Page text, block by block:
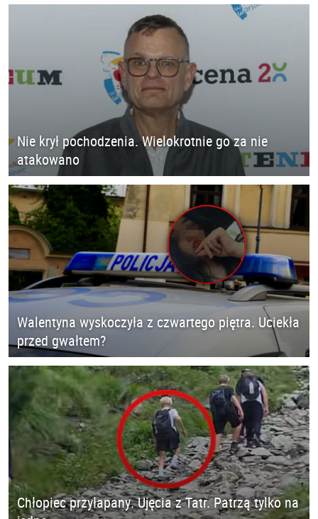
Nie krył pochodzenia. Wielokrotnie go za nie
atakowano
Walentyna wyskoczyła z czwartego piętra. Uciekła
przed gwałtem?
Chłopiec przyłapany. Ujęcia z Tatr. Patrzą tylko na